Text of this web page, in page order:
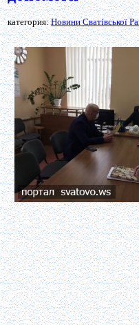
категория:Новини Сватівської